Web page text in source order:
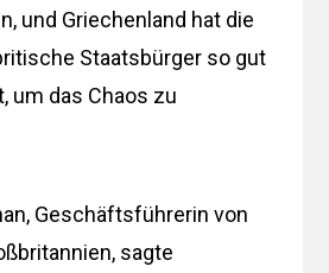
und Griechenland hat die
Staatsbürger so gut
um das Chaos zu
Geschäftsführerin von
sagte